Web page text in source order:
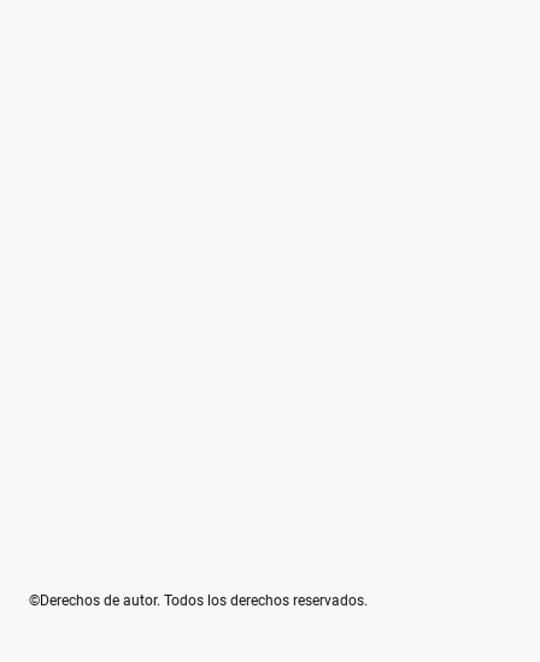
©Derechos de autor. Todos los derechos reservados.